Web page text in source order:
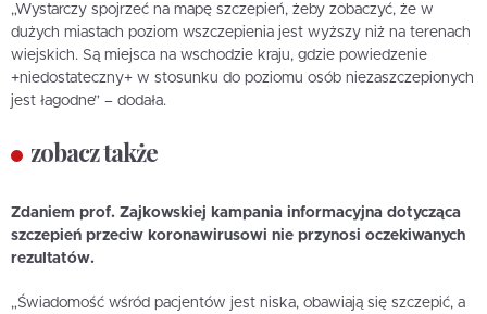
„Wystarczy spojrzeć na mapę szczepień, żeby zobaczyć, że w
dużych miastach poziom wszczepienia jest wyższy niż na terenach
wiejskich. Są miejsca na wschodzie kraju, gdzie powiedzenie
+niedostateczny+ w stosunku do poziomu osób niezaszczepionych
jest łagodne” – dodała.
zobacz także
Zdaniem prof. Zajkowskiej kampania informacyjna dotycząca
szczepień przeciw koronawirusowi nie przynosi oczekiwanych
rezultatów.
„Świadomość wśród pacjentów jest niska, obawiają się szczepić, a